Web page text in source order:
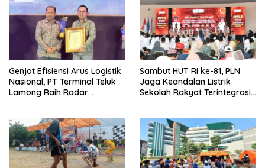
Genjot Efisiensi Arus Logistik
Nasional, PT Terminal Teluk
Lamong Raih Radar
Sambut HUT RI ke-81, PLN
Jaga Keandalan Listrik
Sekolah Rakyat Terintegrasi 1